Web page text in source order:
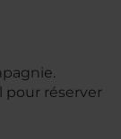
pour réserver